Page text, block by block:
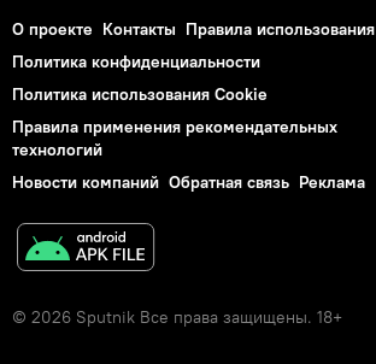
О проекте Контакты Правила использования
Политика конфиденциальности
Политика использования Cookie
Правила применения рекомендательных
технологий
Новости компаний Обратная связь Реклама
© 2026 Sputnik Все права защищены. 18+